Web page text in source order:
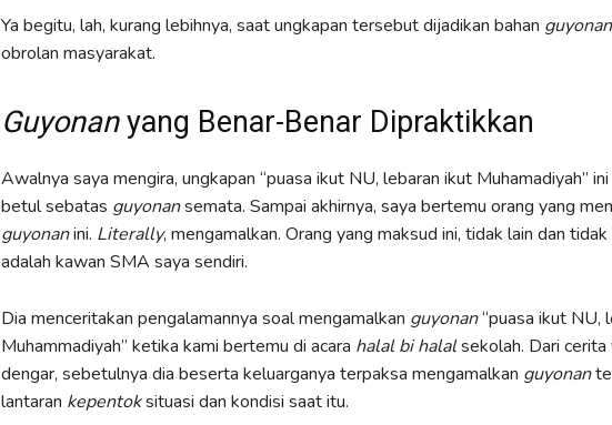
Ya begitu, lah, kurang lebihnya, saat ungkapan tersebut dijadikan bahan guyonan
obrolan masyarakat.
Guyonanyang Benar-Benar Dipraktikkan
Awalnya saya mengira, ungkapan “puasa ikut NU, lebaran ikut Muhamadiyah”
betul sebatas guyonansemata. Sampai akhirnya, saya bertemu orang yang
guyonanini. Literally, mengamalkan. Orang yang maksud ini, tidak lain dan tidak
adalah kawan SMA saya sendiri.
Dia menceritakan pengalamannya soal mengamalkan guyonan“puasa ikut NU,
Muhammadiyah” ketika kami bertemu di acara halal bi halalsekolah. Dari cerita
dengar, sebetulnya dia beserta keluarganya terpaksa mengamalkan guyonan
lantaran kepentoksituasi dan kondisi saat itu.